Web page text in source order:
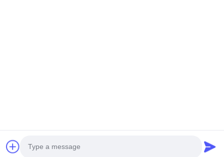
Politique en matière de protection de la vie privée Droit d'auteur © 2025-2026
Foshan Mellow Stainless Steel Co., Ltd.. . Tous droits réservés..